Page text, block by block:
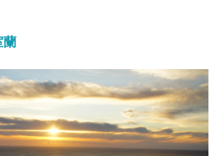
蘭